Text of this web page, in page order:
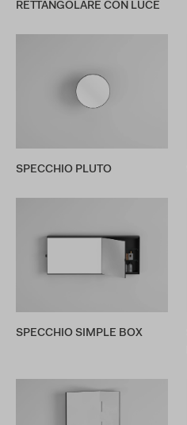
RETTANGOLARE CON LUCE
SPECCHIO PLUTO
SPECCHIO SIMPLE BOX